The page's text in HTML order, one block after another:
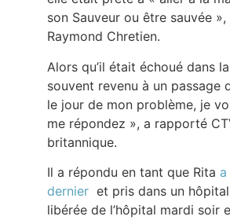
son Sauveur ou être sauvée
Raymond Chretien.
Alors qu’il était échoué dans
souvent revenu à un passage
le jour de mon problème, je
me répondez », a rapporté
britannique.
Il a répondu en tant que Rita
dernier et pris dans un
libérée de l’hôpital mardi soir